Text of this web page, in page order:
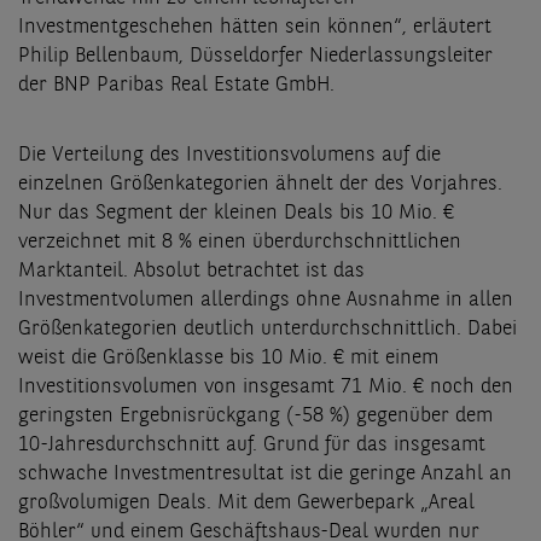
Investmentgeschehen hätten sein können“, erläutert
Philip Bellenbaum, Düsseldorfer Niederlassungsleiter
der BNP Paribas Real Estate GmbH.
Die Verteilung des Investitionsvolumens auf die
einzelnen Größenkategorien ähnelt der des Vorjahres.
Nur das Segment der kleinen Deals bis 10 Mio. €
verzeichnet mit 8 % einen überdurchschnittlichen
Marktanteil. Absolut betrachtet ist das
Investmentvolumen allerdings ohne Ausnahme in allen
Größenkategorien deutlich unterdurchschnittlich. Dabei
weist die Größenklasse bis 10 Mio. € mit einem
Investitionsvolumen von insgesamt 71 Mio. € noch den
geringsten Ergebnisrückgang (-58 %) gegenüber dem
10-Jahresdurchschnitt auf. Grund für das insgesamt
schwache Investmentresultat ist die geringe Anzahl an
großvolumigen Deals. Mit dem Gewerbepark „Areal
Böhler“ und einem Geschäftshaus-Deal wurden nur